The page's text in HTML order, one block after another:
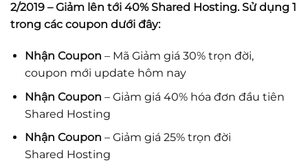
2/2019 – Giảm lên tới 40% Shared Hosting. Sử dụng 1
trong các coupon dưới đây:
Nhận Coupon – Mã Giảm giá 30% trọn đời,
coupon mới update hôm nay
Nhận Coupon – Giảm giá 40% hóa đơn đầu tiên
Shared Hosting
Nhận Coupon – Giảm giá 25% trọn đời
Shared Hosting